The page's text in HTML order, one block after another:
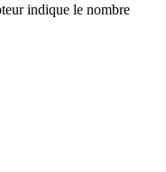
indique le nombre